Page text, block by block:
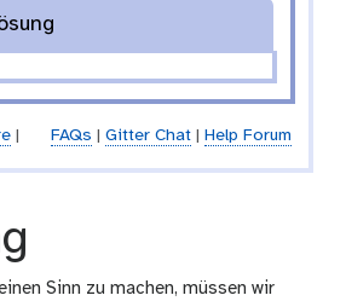
| FAQs Gitter Chat| Help Forum
Sinn zu machen, müssen wir